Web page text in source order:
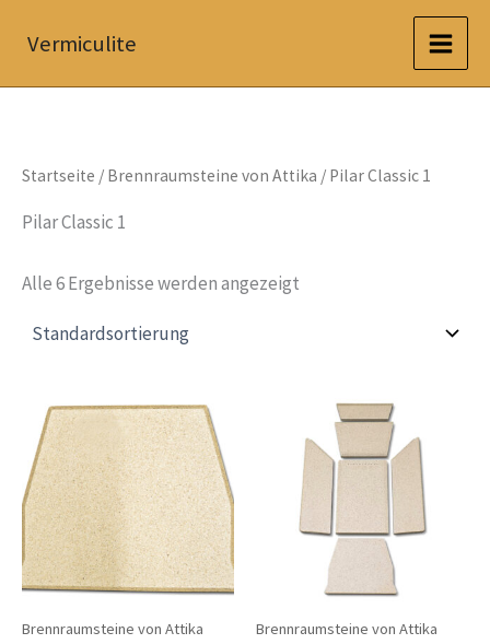
InhaltVermiculite
Startseite / Brennraumsteine von Attika / Pilar Classic 1
Pilar Classic 1
Alle 6 Ergebnisse werden angezeigt
Brennraumsteine von Attika Brennraumsteine von Attika